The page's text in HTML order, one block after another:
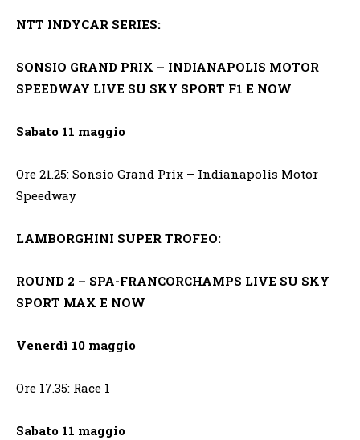
NTT INDYCAR SERIES:
SONSIO GRAND PRIX – INDIANAPOLIS MOTOR
SPEEDWAY LIVE SU SKY SPORT F1 E NOW
Sabato 11 maggio
Ore 21.25: Sonsio Grand Prix – Indianapolis Motor
Speedway
LAMBORGHINI SUPER TROFEO:
ROUND 2 – SPA-FRANCORCHAMPS LIVE SU SKY
SPORT MAX E NOW
Venerdì 10 maggio
Ore 17.35: Race 1
Sabato 11 maggio